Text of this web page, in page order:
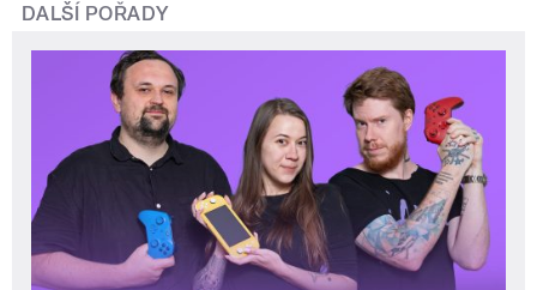
DALŠÍ POŘADY